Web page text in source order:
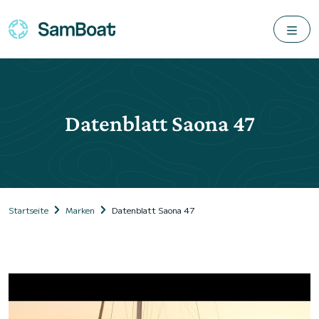
Datenblatt Saona 47
Startseite Marken Datenblatt Saona 47